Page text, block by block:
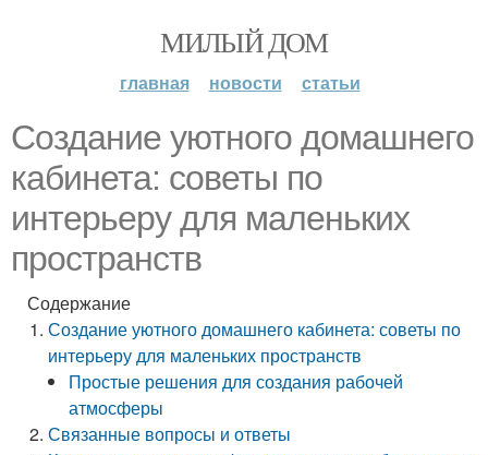
МИЛЫЙ ДОМ
главная новости статьи
Создание уютного домашнего
кабинета: советы по
интерьеру для маленьких
пространств
Содержание
Создание уютного домашнего кабинета: советы по
интерьеру для маленьких пространств
Простые решения для создания рабочей
атмосферы
Связанные вопросы и ответы